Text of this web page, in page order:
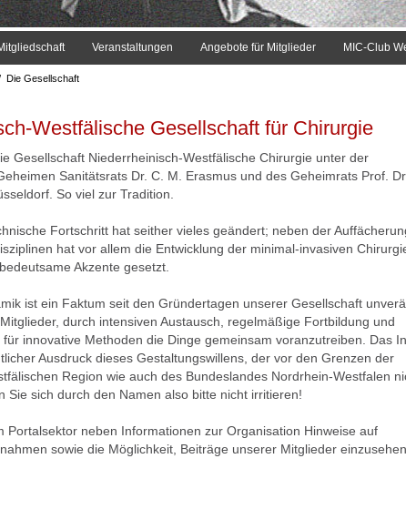
Veranstaltungen Angebote für Mitglieder MIC-Club
Die Gesellschaft
Westfälische Gesellschaft für Chirurgie
Gesellschaft Niederrheinisch-Westfälische Chirurgie unter der
Sanitätsrats Dr. C. M. Erasmus und des Geheimrats Prof. Dr.
So viel zur Tradition.
Fortschritt hat seither vieles geändert; neben der
hat vor allem die Entwicklung der minimal-invasiven
Akzente gesetzt.
ist ein Faktum seit den Gründertagen unserer Gesellschaft
durch intensiven Austausch, regelmäßige Fortbildung und
innovative Methoden die Dinge gemeinsam voranzutreiben. Das
Ausdruck dieses Gestaltungswillens, der vor den Grenzen der
Region wie auch des Bundeslandes Nordrhein-Westfalen
Sie sich durch den Namen also bitte nicht irritieren!
Portalsektor neben Informationen zur Organisation Hinweise auf
sowie die Möglichkeit, Beiträge unserer Mitglieder